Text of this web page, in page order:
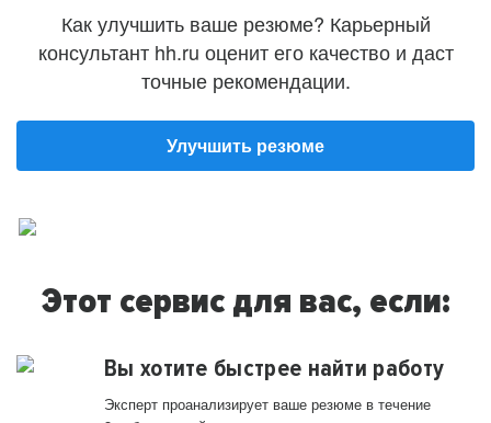
Как улучшить ваше резюме? Карьерный
консультант hh.ru оценит его качество и даст
точные рекомендации.
Улучшить резюме
Этот сервис для вас, если:
Вы хотите быстрее найти работу
Эксперт проанализирует ваше резюме в течение